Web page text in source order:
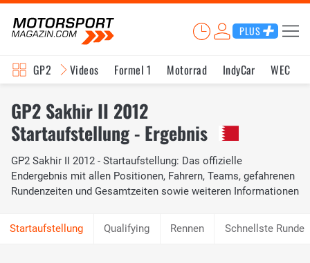
PLUS
GP2 Videos Formel 1 Motorrad IndyCar WEC
GP2 Sakhir II 2012
Startaufstellung - Ergebnis
GP2 Sakhir II 2012 - Startaufstellung: Das offizielle
Endergebnis mit allen Positionen, Fahrern, Teams, gefahrenen
Rundenzeiten und Gesamtzeiten sowie weiteren Informationen
Qualifying Rennen Schnellste Runde